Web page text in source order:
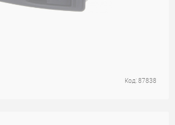
Код: 87838